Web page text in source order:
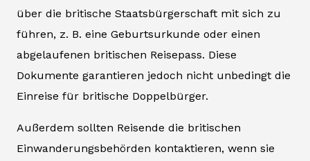
über die britische Staatsbürgerschaft mit sich zu
führen, z. B. eine Geburtsurkunde oder einen
abgelaufenen britischen Reisepass. Diese
Dokumente garantieren jedoch nicht unbedingt die
Einreise für britische Doppelbürger.
Außerdem sollten Reisende die britischen
Einwanderungsbehörden kontaktieren, wenn sie